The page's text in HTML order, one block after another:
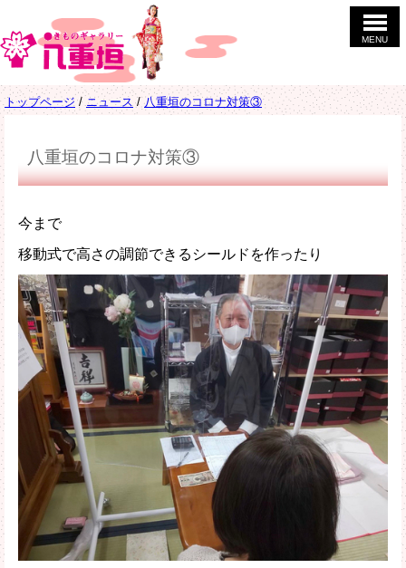
MENU
現
在
置：
トップページ / ニュース /八重垣のコロナ対策③
八重垣のコロナ対策③
今まで
移動式で高さの調節できるシールドを作ったり